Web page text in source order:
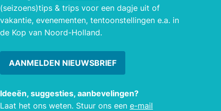
(seizoens)tips & trips voor een dagje uit of
vakantie, evenementen, tentoonstellingen e.a. in
de Kop van Noord-Holland.
AANMELDEN NIEUWSBRIEF
Ideeën, suggesties, aanbevelingen?
Laat het ons weten. Stuur ons een e-mail